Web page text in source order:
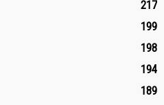
217
199
198
194
189